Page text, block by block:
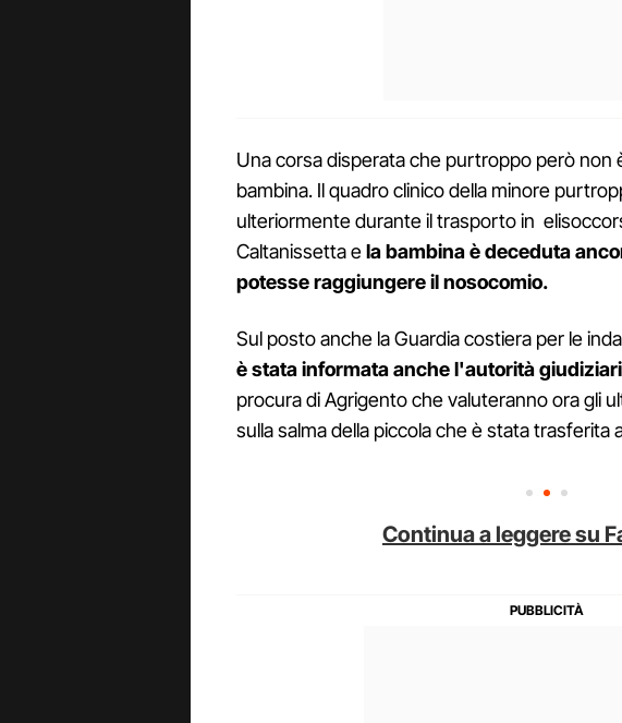
Una corsa disperata che purtroppo però non
bambina. Il quadro clinico della minore
ulteriormente durante il trasporto in
Caltanissetta ela bambina è deceduta
potesse raggiungere il nosocomio.
Sul posto anche la Guardia costiera per le
è stata informata anche l'autorità
procura di Agrigento che valuteranno ora gli
sulla salma della piccola che è stata trasferita
Continua a leggere su